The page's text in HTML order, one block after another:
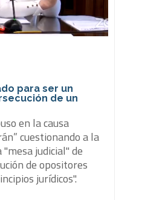
para ser un
de un
en la causa
cuestionando a la
judicial" de
de opositores
jurídicos".